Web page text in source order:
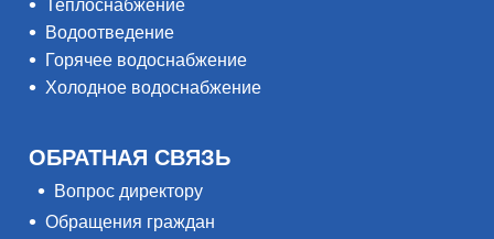
Теплоснабжение
Водоотведение
Горячее водоснабжение
Холодное водоснабжение
ОБРАТНАЯ СВЯЗЬ
Вопрос директору
Обращения граждан